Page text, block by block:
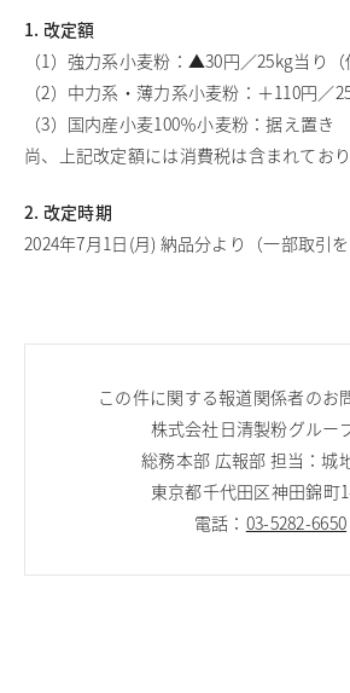
1. 改定額
（1）強力系小麦粉：▲30円／25kg当り（
（2）中力系・薄力系小麦粉：＋110円／
（3）国内産小麦100％小麦粉：据え置き
尚、上記改定額には消費税は含まれており
2. 改定時期
2024年7月1日(月) 納品分より（一部取引を
この件に関する報道関係者のお
株式会社日清製粉グルー
総務本部 広報部 担当：城
東京都千代田区神田錦町
電話： 03-5282-6650